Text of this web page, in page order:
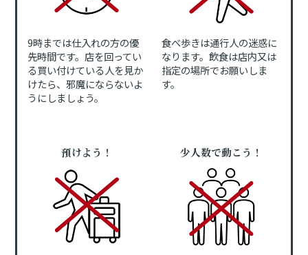
9時までは仕入れの方の優
先時間です。店を回ってい
る買い付けている人を見か
けたら、邪魔にならないよ
うにしましょう。
食べ歩きは通行人の迷惑に
なります。飲食は店内又は
指定の場所でお願いしま
す。
預けよう！ 少人数で動こう！